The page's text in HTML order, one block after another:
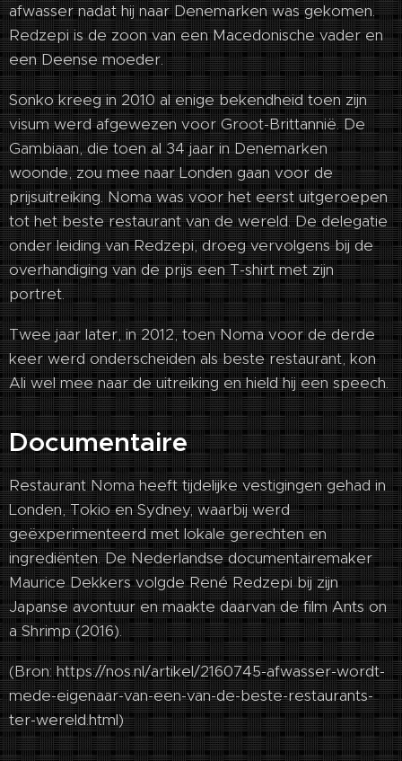
afwasser nadat hij naar Denemarken was gekomen.
Redzepi is de zoon van een Macedonische vader en
een Deense moeder.
Sonko kreeg in 2010 al enige bekendheid toen zijn
visum werd afgewezen voor Groot-Brittannië. De
Gambiaan, die toen al 34 jaar in Denemarken
woonde, zou mee naar Londen gaan voor de
prijsuitreiking. Noma was voor het eerst uitgeroepen
tot het beste restaurant van de wereld. De delegatie
onder leiding van Redzepi, droeg vervolgens bij de
overhandiging van de prijs een T-shirt met zijn
portret.
Twee jaar later, in 2012, toen Noma voor de derde
keer werd onderscheiden als beste restaurant, kon
Ali wel mee naar de uitreiking en hield hij een speech.
Documentaire
Restaurant Noma heeft tijdelijke vestigingen gehad in
Londen, Tokio en Sydney, waarbij werd
geëxperimenteerd met lokale gerechten en
ingrediënten. De Nederlandse documentairemaker
Maurice Dekkers volgde René Redzepi bij zijn
Japanse avontuur en maakte daarvan de film Ants on
a Shrimp (2016).
(Bron: https://nos.nl/artikel/2160745-afwasser-wordt-
mede-eigenaar-van-een-van-de-beste-restaurants-
ter-wereld.html)